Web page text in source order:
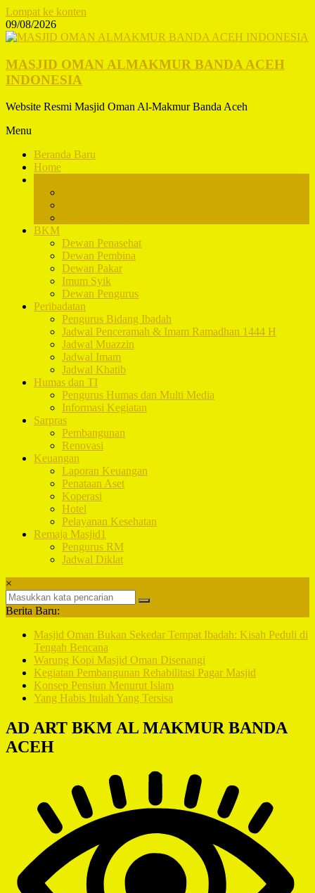
Lompat ke konten
09/08/2026
MASJID OMAN ALMAKMUR BANDA ACEH
INDONESIA
Website Resmi Masjid Oman Al-Makmur Banda Aceh
Menu
Beranda Baru
Home
BKM
Dewan Penasehat
Dewan Pembina
Dewan Pakar
Imum Syik
Dewan Pengurus
Peribadatan
Pengurus Bidang Ibadah
Jadwal Penceramah & Imam Ramadhan 1444 H
Jadwal Muazzin
Jadwal Imam
Jadwal Khatib
Humas dan TI
Pengurus Humas dan Multi Media
Informasi Kegiatan
Sarpras
Pembangunan
Renovasi
Keuangan
Laporan Keuangan
Penataan Aset
Koperasi
Hotel
Pelayanan Kesehatan
Remaja Masjid1
Pengurus RM
Jadwal Diklat
×
Berita Baru:
Masjid Oman Bukan Sekedar Tempat Ibadah: Kisah Peduli di
Tengah Bencana
Warung Kopi Masjid Oman Disenangi
Kegiatan Pembangunan Rehabilitasi Pagar Masjid
Konsep Pensiun Menurut Islam
Yang Habis Itulah Yang Tersisa
AD ART BKM AL MAKMUR BANDA
ACEH